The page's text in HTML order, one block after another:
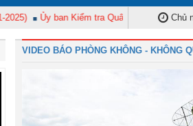
Ủy ban Kiểm tra Quân ủy Trung ương tập huấn
Chủ
VIDEO BÁO PHÒNG KHÔNG - KHÔNG